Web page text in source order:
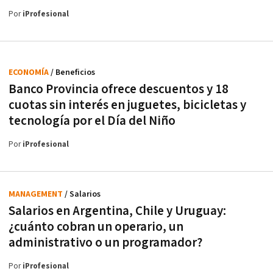
PoriProfesional
Banco Provincia ofrece descuentos y 18
cuotas sin interés en juguetes, bicicletas y
tecnología por el Día del Niño
ECONOMÍA/ Beneficios
PoriProfesional
Salarios en Argentina, Chile y Uruguay:
¿cuánto cobran un operario, un
administrativo o un programador?
MANAGEMENT / Salarios
PoriProfesional